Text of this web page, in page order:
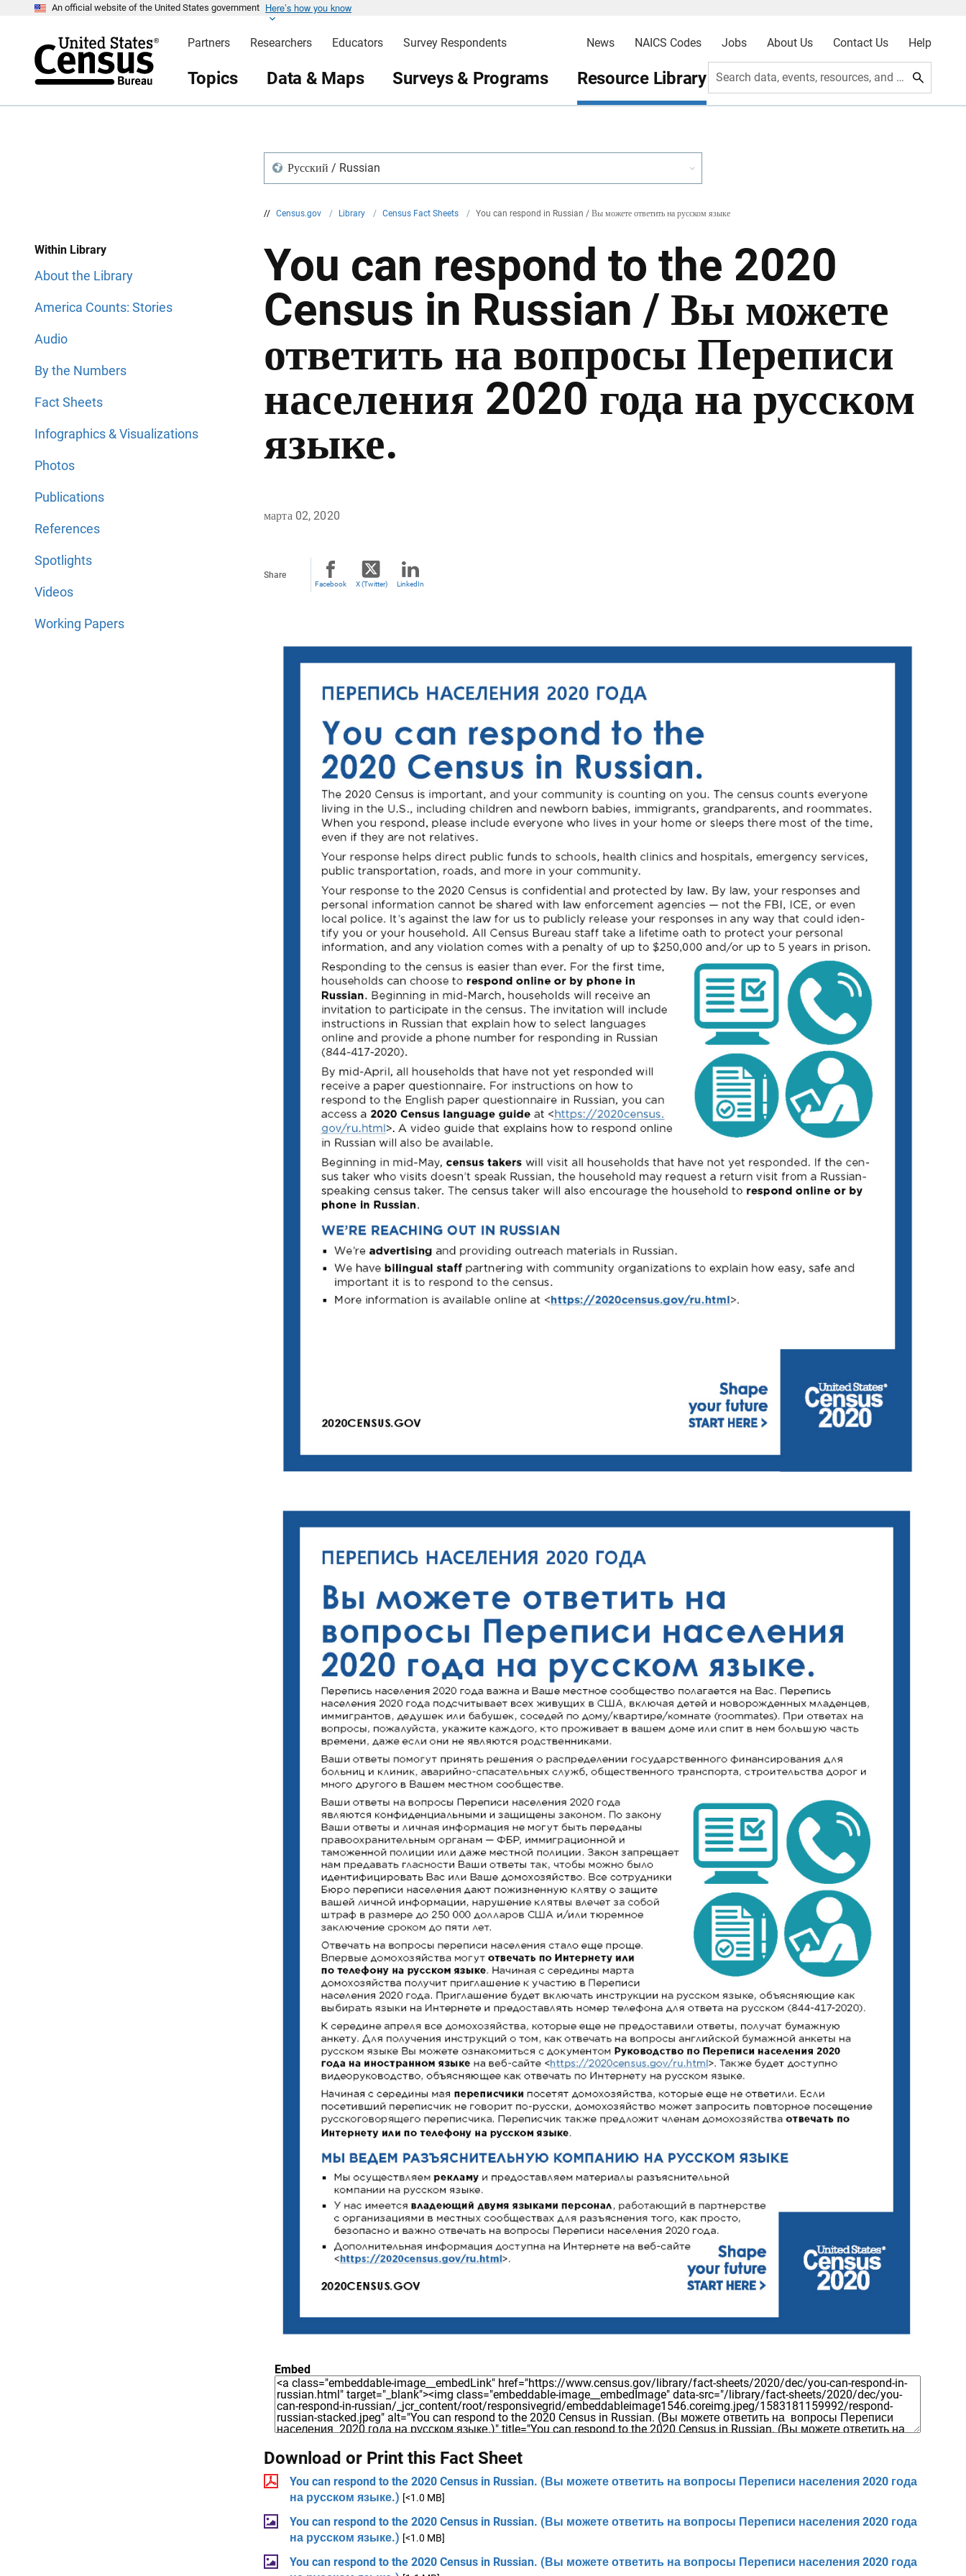
An official website of the United States government Here’s how you know
Partners Researchers Educators Survey Respondents News NAICS Codes Jobs About Us Contact Us Help
Topics Data & Maps Surveys & Programs Resource Library Search data, events, resources, and more
Русский / Russian
// Census.gov / Library / Census Fact Sheets / You can respond in Russian / Вы можете ответить на русском языке
Within Library
About the Library
America Counts: Stories
Audio
By the Numbers
Fact Sheets
Infographics & Visualizations
Photos
Publications
References
Spotlights
Videos
Working Papers
You can respond to the 2020
Census in Russian / Вы можете
ответить на вопросы Переписи
населения 2020 года на русском
языке.
марта 02, 2020
Share
Facebook X (Twitter) LinkedIn
Embed
Download or Print this Fact Sheet
You can respond to the 2020 Census in Russian. (Вы можете ответить на вопросы Переписи населения 2020 года
на русском языке.) [<1.0 MB]
You can respond to the 2020 Census in Russian. (Вы можете ответить на вопросы Переписи населения 2020 года
на русском языке.) [<1.0 MB]
You can respond to the 2020 Census in Russian. (Вы можете ответить на вопросы Переписи населения 2020 года